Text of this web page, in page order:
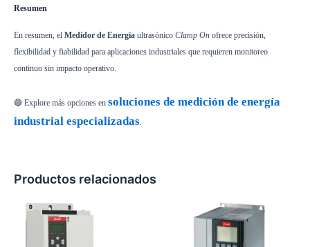
Resumen
En resumen, el Medidor de Energía ultrasónico Clamp On ofrece precisión,
flexibilidad y fiabilidad para aplicaciones industriales que requieren monitoreo
continuo sin impacto operativo.
🔵 Explore más opciones en soluciones de medición de energía
industrial especializadas
Productos relacionados